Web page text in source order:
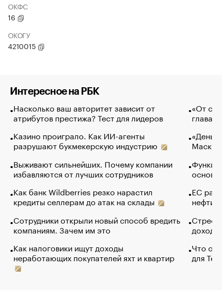
ОКФС
16
ОКОГУ
4210015
Интересное на РБК
Насколько ваш авторитет зависит от
атрибутов престижа? Тест для лидеров
Казино проиграло. Как ИИ-агенты
разрушают букмекерскую индустрию
Выживают сильнейших. Почему компании
избавляются от лучших сотрудников
Как банк Wildberries резко нарастил
кредиты селлерам до атак на склады
Сотрудники открыли новый способ вредить
компаниям. Зачем им это
Как налоговики ищут доходы
неработающих покупателей яхт и квартир
«От
глава
Маск в
основ
ЕС
нефти
Что
для